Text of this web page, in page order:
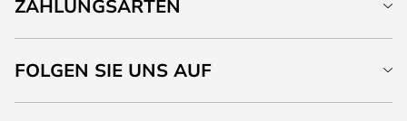
ZAHLUNGSARTEN
FOLGEN SIE UNS AUF